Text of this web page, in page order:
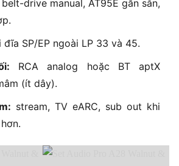
belt-drive manual, AT95E gắn sẵn,
đĩa SP/EP ngoài LP 33 và 45.
RCA analog hoặc BT aptX
(ít dây).
stream, TV eARC, sub out khi